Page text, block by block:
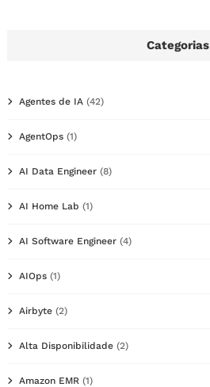
Categorias
Agentes de IA (42)
AgentOps (1)
AI Data Engineer (8)
AI Home Lab (1)
AI Software Engineer (4)
AIOps (1)
Airbyte (2)
Alta Disponibilidade (2)
Amazon EMR (1)